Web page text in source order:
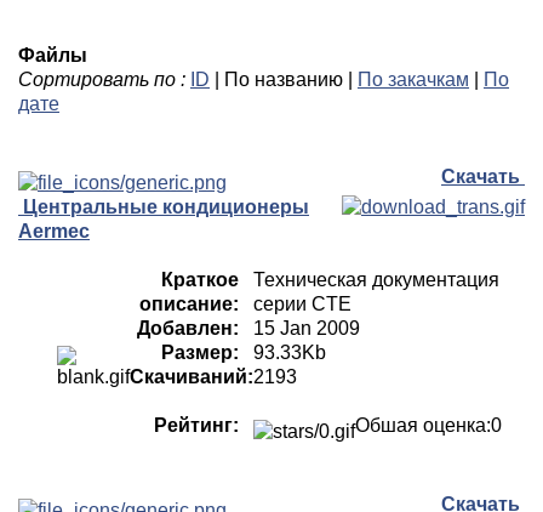
Файлы
Сортировать по : ID | По названию | По закачкам
По
дате
Центральные кондиционеры
Aermec
Скачать
Краткое
описание:
Техническая документация
серии CTE
Добавлен:
15 Jan 2009
Размер:
93.33Kb
Скачиваний:2193
Рейтинг: Обшая оценка:0
Скачать